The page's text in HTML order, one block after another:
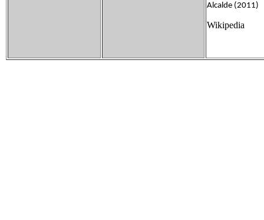
Alcalde (2011)
Wikipedia